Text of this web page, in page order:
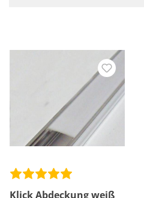
Klick Abdeckung weiß